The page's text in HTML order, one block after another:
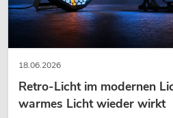
18.06.2026
Retro-Licht im modernen
warmes Licht wieder wirkt